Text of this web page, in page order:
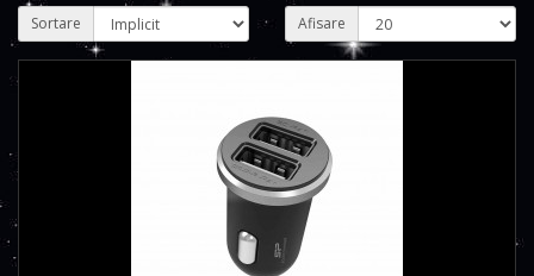
Sortare Afisare